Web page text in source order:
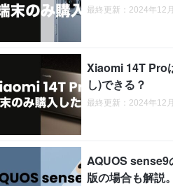
最終更新：2024年12
Xiaomi 14T Pro
し)できる？
最終更新：2024年12
AQUOS sense9
版の場合も解説。